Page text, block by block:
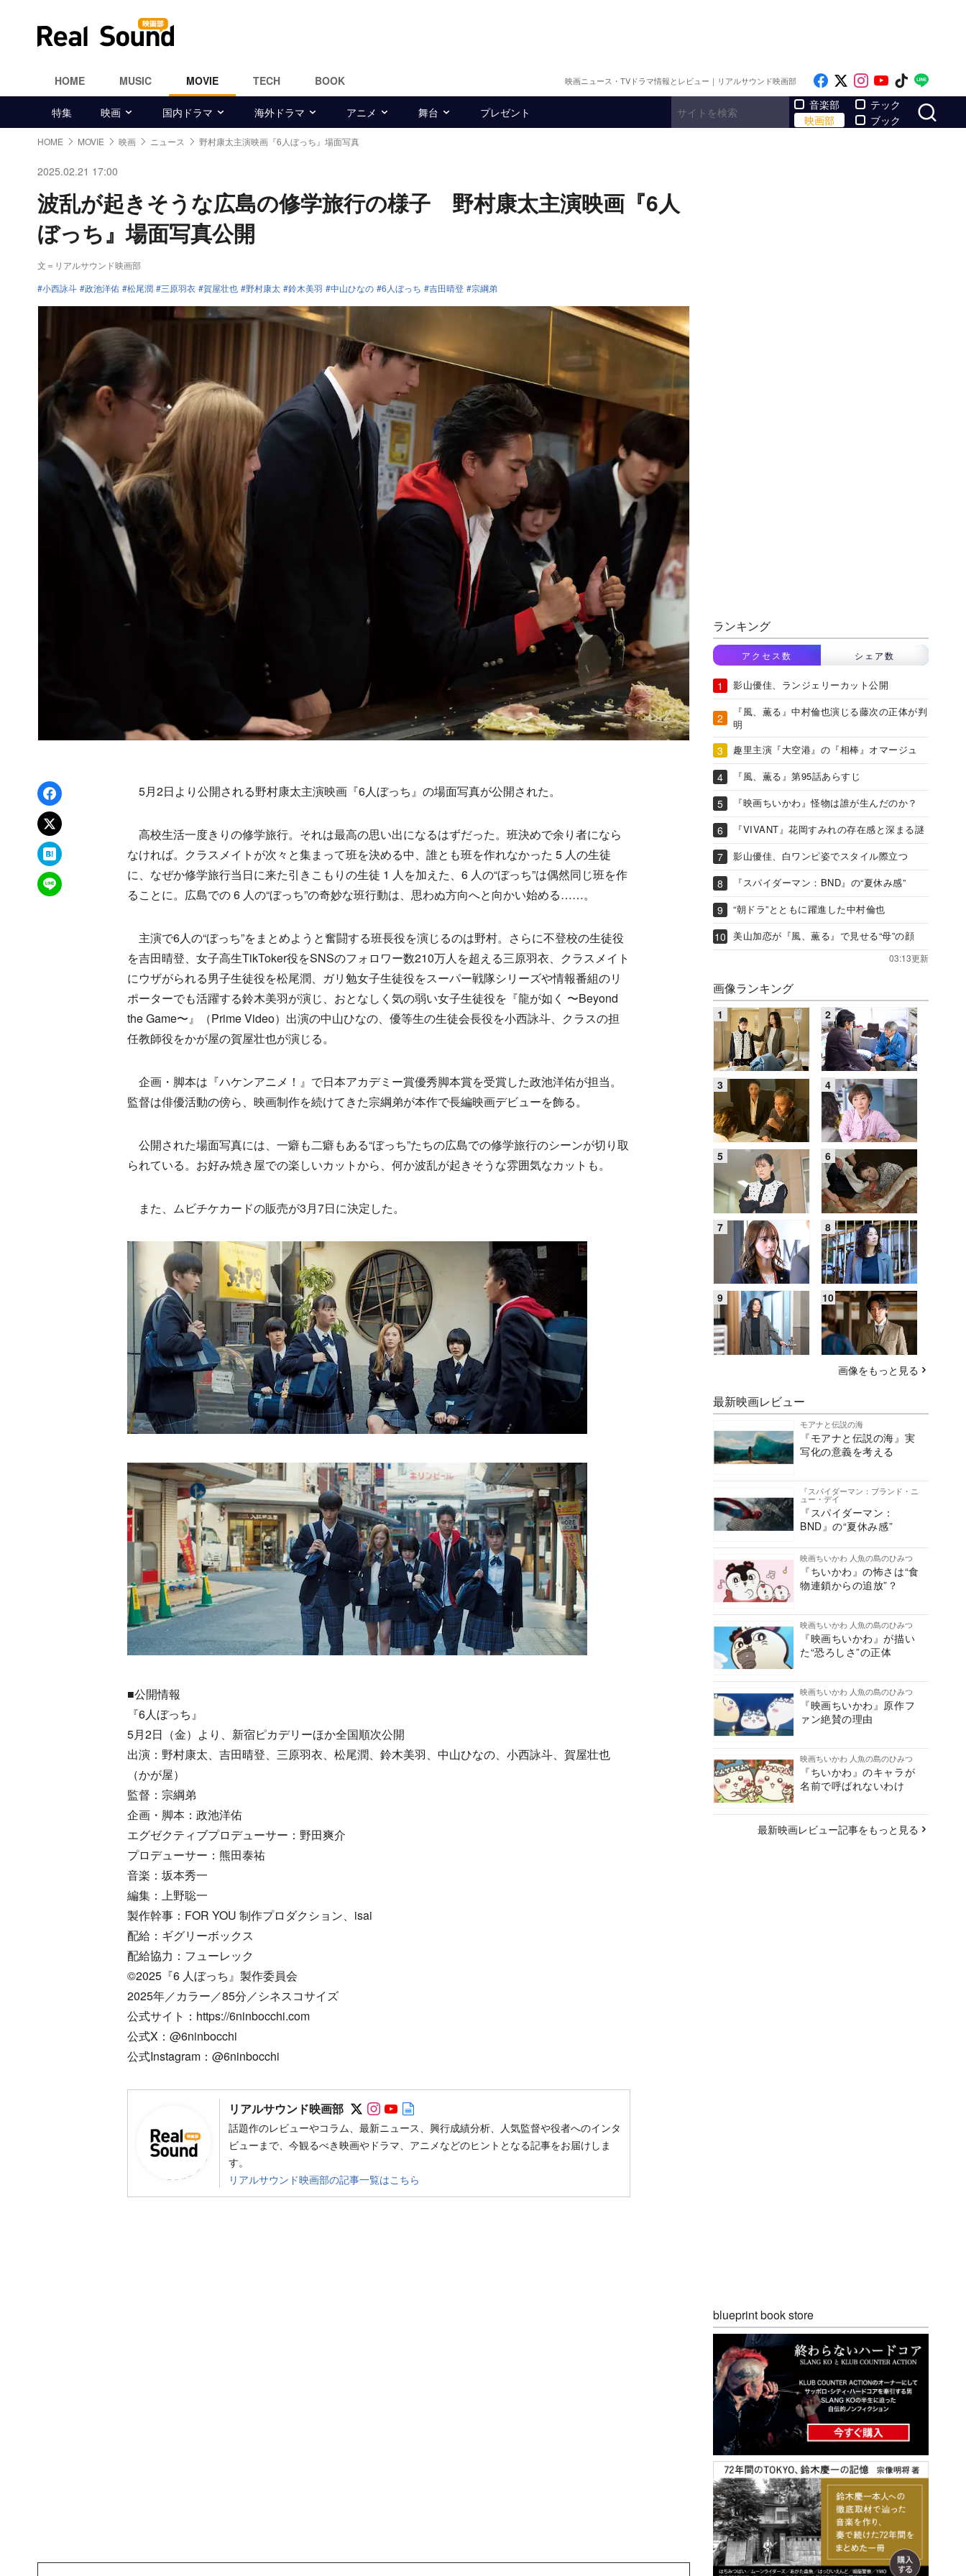
HOME MUSIC MOVIE TECH BOOK 映画ニュース・TVドラマ情報とレビュー｜リアルサウンド映画部 Like on Facebook
Follow on x
Follow on
Follow on
Follow
特集 映画 国内ドラマ 海外ドラマ アニメ 舞台 プレゼント
音楽部
映画部
テック
ブック
HOME MOVIE 映画 ニュース 野村康太主演映画『6人ぼっち』場面写真
2025.02.21 17:00
波乱が起きそうな広島の修学旅行の様子 野村康太主演映画『6人
ぼっち』場面写真公開
文＝リアルサウンド映画部
小西詠斗
政池洋佑 松尾潤 三原羽衣 賀屋壮也 野村康太 鈴木美羽 中山ひなの 6人ぼっち 吉田晴登 宗綱弟
Facebookでシェア
xでポスト
はてなブックマーク
LINEで送る
5月2日より公開される野村康太主演映画『6人ぼっち』の場面写真が公開された。
高校生活一度きりの修学旅行。それは最高の思い出になるはずだった。班決めで余り者になら
なければ。クラスメイトが次々と集まって班を決める中、誰とも班を作れなかった 5 人の生徒
に、なぜか修学旅行当日に来た引きこもりの生徒 1 人を加えた、6 人の“ぼっち”は偶然同じ班を作
ることに。広島での 6 人の“ぼっち”の奇妙な班行動は、思わぬ方向へと向かい始める……。
主演で6人の“ぼっち”をまとめようと奮闘する班長役を演じるのは野村。さらに不登校の生徒役
を吉田晴登、女子高生TikToker役をSNSのフォロワー数210万人を超える三原羽衣、クラスメイト
にウザがられる男子生徒役を松尾潤、ガリ勉女子生徒役をスーパー戦隊シリーズや情報番組のリ
ポーターでも活躍する鈴木美羽が演じ、おとなしく気の弱い女子生徒役を『龍が如く 〜Beyond
the Game〜』（Prime Video）出演の中山ひなの、優等生の生徒会長役を小西詠斗、クラスの担
任教師役をかが屋の賀屋壮也が演じる。
企画・脚本は『ハケンアニメ！』で日本アカデミー賞優秀脚本賞を受賞した政池洋佑が担当。
監督は俳優活動の傍ら、映画制作を続けてきた宗綱弟が本作で長編映画デビューを飾る。
公開された場面写真には、一癖も二癖もある“ぼっち”たちの広島での修学旅行のシーンが切り取
られている。お好み焼き屋での楽しいカットから、何か波乱が起きそうな雰囲気なカットも。
また、ムビチケカードの販売が3月7日に決定した。
■公開情報
『6人ぼっち』
5月2日（金）より、新宿ピカデリーほか全国順次公開
出演：野村康太、吉田晴登、三原羽衣、松尾潤、鈴木美羽、中山ひなの、小西詠斗、賀屋壮也
（かが屋）
監督：宗綱弟
企画・脚本：政池洋佑
エグゼクティブプロデューサー：野田爽介
プロデューサー：熊田泰祐
音楽：坂本秀一
編集：上野聡一
製作幹事：FOR YOU 制作プロダクション、isai
配給：ギグリーボックス
配給協力：フューレック
©2025『6 人ぼっち』製作委員会
2025年／カラー／85分／シネスコサイズ
公式サイト：https://6ninbocchi.com
公式X：@6ninbocchi
公式Instagram：@6ninbocchi
リアルサウンド映画部 Follow on SNS
Follow on SNS
Follow on SNS
話題作のレビューやコラム、最新ニュース、興行成績分析、人気監督や役者へのインタ
ビューまで、今観るべき映画やドラマ、アニメなどのヒントとなる記事をお届けしま
す。
リアルサウンド映画部の記事一覧はこちら
ランキング
アクセス数 シェア数
影山優佳、ランジェリーカット公開
『風、薫る』中村倫也演じる藤次の正体が判
明
趣里主演『大空港』の『相棒』オマージュ
『風、薫る』第95話あらすじ
『映画ちいかわ』怪物は誰が生んだのか？
『VIVANT』花岡すみれの存在感と深まる謎
影山優佳、白ワンピ姿でスタイル際立つ
『スパイダーマン：BND』の“夏休み感”
“朝ドラ”とともに躍進した中村倫也
美山加恋が『風、薫る』で見せる“母”の顔
03:13更新
画像ランキング
画像をもっと見る
最新映画レビュー
モアナと伝説の海
『モアナと伝説の海』実
写化の意義を考える
『スパイダーマン：ブランド・ニ
ュー・デイ
『スパイダーマン：
BND』の“夏休み感”
映画ちいかわ 人魚の島のひみつ
『ちいかわ』の怖さは“食
物連鎖からの追放”？
映画ちいかわ 人魚の島のひみつ
『映画ちいかわ』が描い
た“恐ろしさ”の正体
映画ちいかわ 人魚の島のひみつ
『映画ちいかわ』原作フ
ァン絶賛の理由
映画ちいかわ 人魚の島のひみつ
『ちいかわ』のキャラが
名前で呼ばれないわけ
最新映画レビュー記事をもっと見る
blueprint book store